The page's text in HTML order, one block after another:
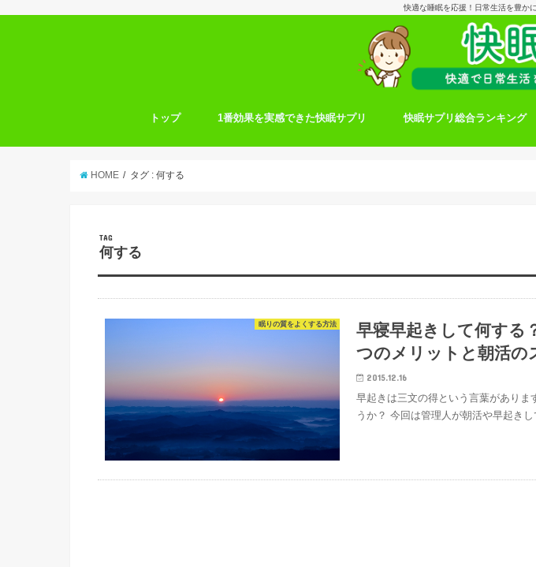
快適な睡眠を応援！日常生活を豊か
トップ 1番効果を実感できた快眠サプリ 快眠サプリ総合ランキング
HOME タグ : 何する
TAG
何する
眠りの質をよくする方法
早寝早起きして何する
つのメリットと朝活の
2015.12.16
早起きは三文の得という言葉がありま
うか？ 今回は管理人が朝活や早起き